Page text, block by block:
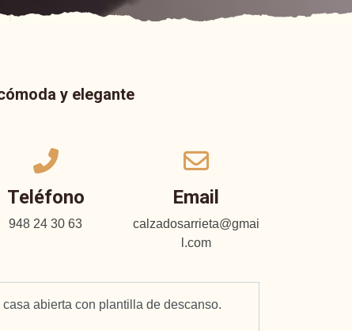
y elegante
Teléfono
948 24 30 63
Email
calzadosarrieta@gmai
l.com